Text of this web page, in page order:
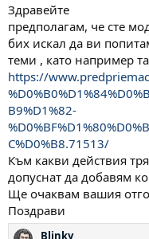
и
и
:
Здравейте
предполагам, че сте
бих искал да ви
теми , като например
https://
B9%D1%82-
C%D0%B8.71513/
Към какви действия
допуснат да добавям
Ще очаквам вашия
Поздрави
Blinky